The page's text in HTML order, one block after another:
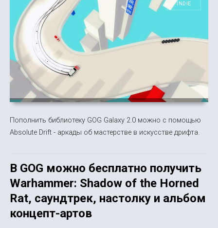
INDIE
Пополнить библиотеку GOG Galaxy 2.0 можно с помощью
Absolute Drift - аркады об мастерстве в искусстве дрифта.
В GOG можно бесплатно получить
Warhammer: Shadow of the Horned
Rat, саундтрек, настолку и альбом
концепт-артов